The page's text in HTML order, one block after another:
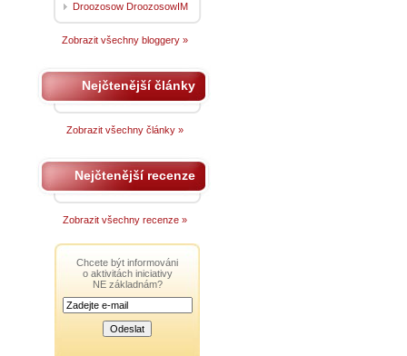
Droozosow DroozosowIM
Zobrazit všechny bloggery »
Nejčtenější články
Zobrazit všechny články »
Nejčtenější recenze
Zobrazit všechny recenze »
Chcete být informováni
o aktivitách iniciativy
NE základnám?